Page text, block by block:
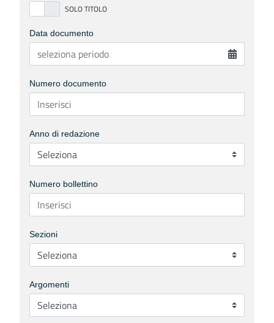
Data documento
Numero documento
Anno di redazione
Numero bollettino
Sezioni
Argomenti